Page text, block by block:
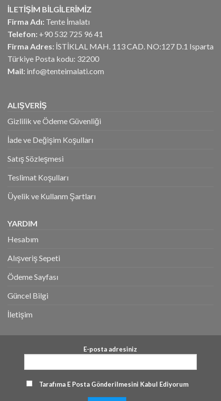
İLETİŞİM BİLGİLERİMİZ
Firma Adı: Tente İmalatı
Telefon: +90 532 725 96 41
Firma Adres: İSTİKLAL MAH. 113 CAD. NO:127 D.1 Isparta
Türkiye Posta kodu: 32200
Mail: info@tenteimalati.com
ALIŞVERİŞ
Gizlilik ve Ödeme Güvenliği
İade ve Değişim Koşulları
Satış Sözleşmesi
Teslimat Koşulları
Üyelik ve Kullanm Şartları
YARDIM
Hesabım
Alışveriş Sepeti
Ödeme Sayfası
Güncel Bilgi
İletişim
E-posta adresiniz
Tarafıma E Posta Gönderilmesini Kabul Ediyorum